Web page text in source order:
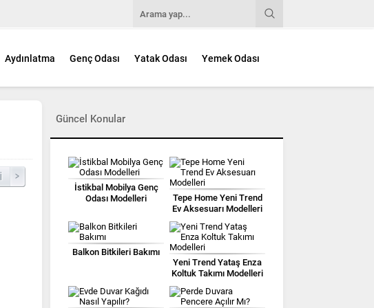
Aydınlatma Genç Odası Yatak Odası Yemek Odası
Güncel Konular
İstikbal Mobilya Genç
Odası Modelleri
Tepe Home Yeni Trend
Ev Aksesuarı Modelleri
Balkon Bitkileri Bakımı
Yeni Trend Yataş Enza
Koltuk Takımı Modelleri